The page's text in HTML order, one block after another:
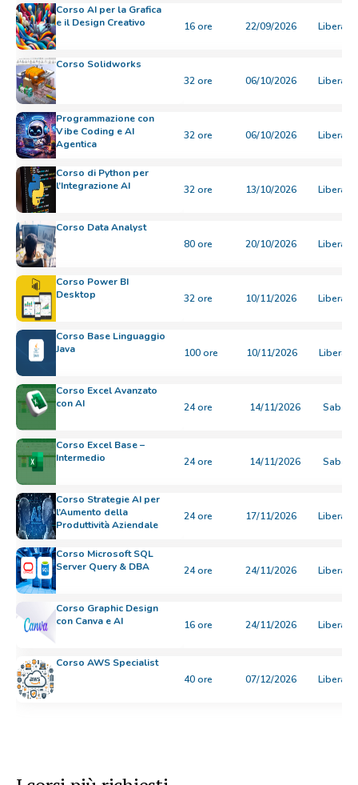
Corso AI per la Grafica
e il Design Creativo
16 ore 22/09/2026 Libera
Corso Solidworks
32 ore
06/10/2026 Libera
Programmazione con
Vibe Coding e AI
Agentica
32 ore 06/10/2026 Libera
Corso di Python per
l’Integrazione AI
32 ore 13/10/2026 Libera
Corso Data Analyst
80 ore
20/10/2026 Libera
Corso Power BI
Desktop
32 ore 10/11/2026 Libera
Corso Base Linguaggio
Java
100 ore 10/11/2026 Libera
Corso Excel Avanzato
con AI
24 ore 14/11/2026 Sabato
Corso Excel Base –
Intermedio
24 ore 14/11/2026 Sabato
Corso Strategie AI per
l’Aumento della
Produttività Aziendale
24 ore 17/11/2026 Libera
Corso Microsoft SQL
Server Query & DBA
24 ore 24/11/2026 Libera
Corso Graphic Design
con Canva e AI
16 ore 24/11/2026 Libera
Corso AWS Specialist
40 ore
07/12/2026 Libera